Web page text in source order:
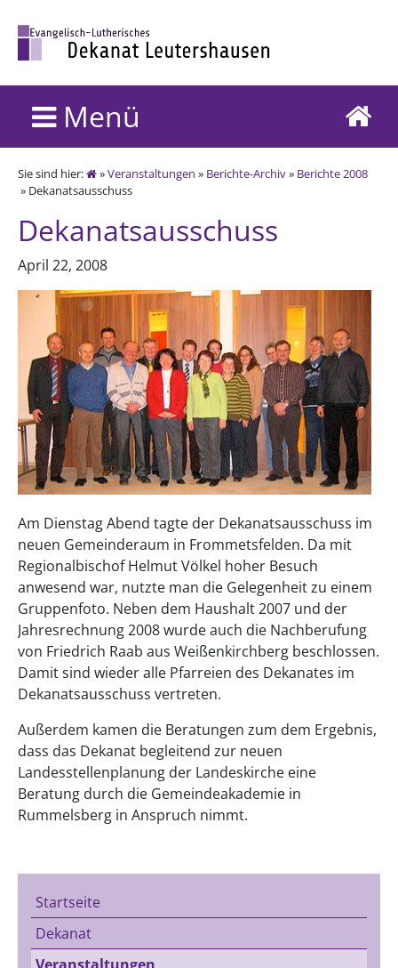
Menü
Sie sind hier: »Veranstaltungen » Berichte-Archiv» Berichte 2008
» Dekanatsausschuss
Dekanatsausschuss
April 22, 2008
Am Dienstag Abend tagte der Dekanatsausschuss im
neuen Gemeinderaum in Frommetsfelden. Da mit
Regionalbischof Helmut Völkel hoher Besuch
anwesend war, nutzte man die Gelegenheit zu einem
Gruppenfoto. Neben dem Haushalt 2007 und der
Jahresrechnung 2008 wurde auch die Nachberufung
von Friedrich Raab aus Weißenkirchberg beschlossen.
Damit sind wieder alle Pfarreien des Dekanates im
Dekanatsausschuss vertreten.
Außerdem kamen die Beratungen zum dem Ergebnis,
dass das Dekanat begleitend zur neuen
Landesstellenplanung der Landeskirche eine
Beratung durch die Gemeindeakademie in
Rummelsberg in Anspruch nimmt.
Startseite
Dekanat